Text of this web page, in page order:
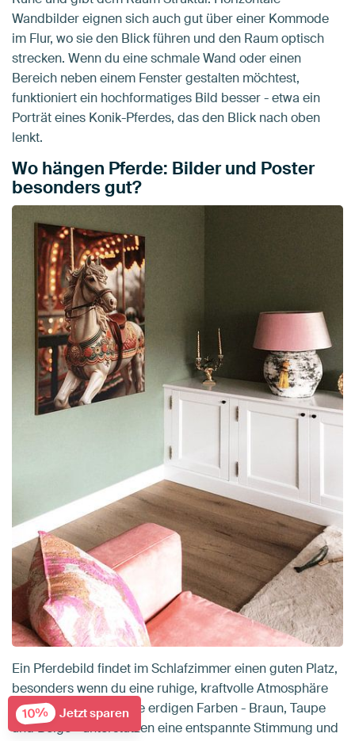
Wandbilder eignen sich auch gut über einer Kommode
im Flur, wo sie den Blick führen und den Raum optisch
strecken. Wenn du eine schmale Wand oder einen
Bereich neben einem Fenster gestalten möchtest,
funktioniert ein hochformatiges Bild besser - etwa ein
Porträt eines Konik-Pferdes, das den Blick nach oben
lenkt.
Wo hängen Pferde: Bilder und Poster
besonders gut?
Ein Pferdebild findet im Schlafzimmer einen guten Platz,
besonders wenn du eine ruhige, kraftvolle Atmosphäre
schaffen möchtest. Die erdigen Farben - Braun, Taupe
und Beige - unterstützen eine entspannte Stimmung und
10% Jetzt sparen